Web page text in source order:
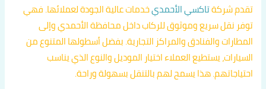
تقدم شركةتاكسي الأحمديخدمات عالية الجودة لعملائها. فهي
توفر نقل سريع وموثوق للركاب داخل محافظة الأحمدي وإلى
المطارات والفنادق والمراكز التجارية. بفضل أسطولها المتنوع من
السيارات، يستطيع العملاء اختيار الموديل والنوع الذي يناسب
احتياجاتهم. هذا يسمح لهم بالتنقل بسهولة وراحة.